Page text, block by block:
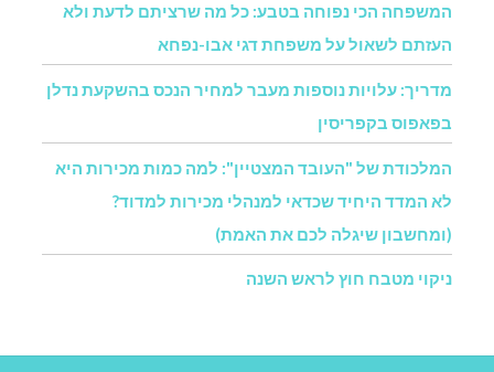
המשפחה הכי נפוחה בטבע: כל מה שרציתם לדעת ולא
העזתם לשאול על משפחת דגי אבו-נפחא
מדריך: עלויות נוספות מעבר למחיר הנכס בהשקעת נדלן
בפאפוס בקפריסין
המלכודת של "העובד המצטיין": למה כמות מכירות היא
לא המדד היחיד שכדאי למנהלי מכירות למדוד?
(ומחשבון שיגלה לכם את האמת)
ניקוי מטבח חוץ לראש השנה